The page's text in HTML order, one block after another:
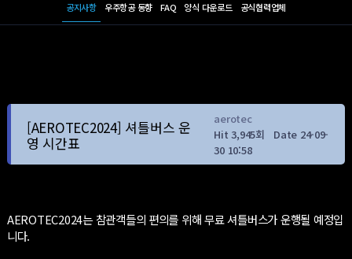
공지사항 우주항공 동향 FAQ 양식 다운로드 공식협력업체
[AEROTEC2024] 셔틀버스 운
영 시간표
aerotec
Hit 3,945회
Date 24-09-
30 10:58
AEROTEC2024는 참관객들의 편의를 위해 무료 셔틀버스가 운행될 예정입
니다.